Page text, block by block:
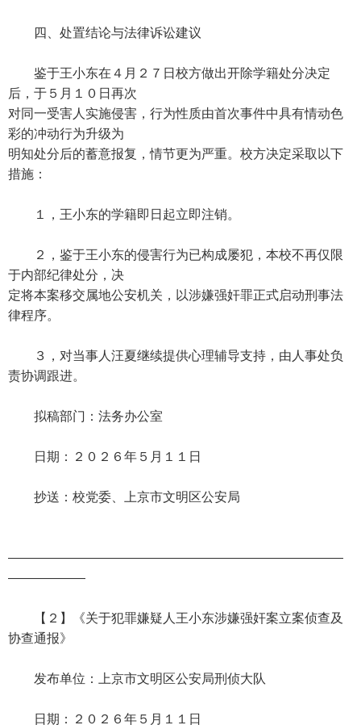
四、处置结论与法律诉讼建议
鉴于王小东在４月２７日校方做出开除学籍处分决定
后，于５月１０日再次
对同一受害人实施侵害，行为性质由首次事件中具有情动色
彩的冲动行为升级为
明知处分后的蓄意报复，情节更为严重。校方决定采取以下
措施：
１，王小东的学籍即日起立即注销。
２，鉴于王小东的侵害行为已构成屡犯，本校不再仅限
于内部纪律处分，决
定将本案移交属地公安机关，以涉嫌强奸罪正式启动刑事法
律程序。
３，对当事人汪夏继续提供心理辅导支持，由人事处负
责协调跟进。
拟稿部门：法务办公室
日期：２０２６年５月１１日
抄送：校党委、上京市文明区公安局
——————————————————————————
——————
【２】《关于犯罪嫌疑人王小东涉嫌强奸案立案侦查及
协查通报》
发布单位：上京市文明区公安局刑侦大队
日期：２０２６年５月１１日